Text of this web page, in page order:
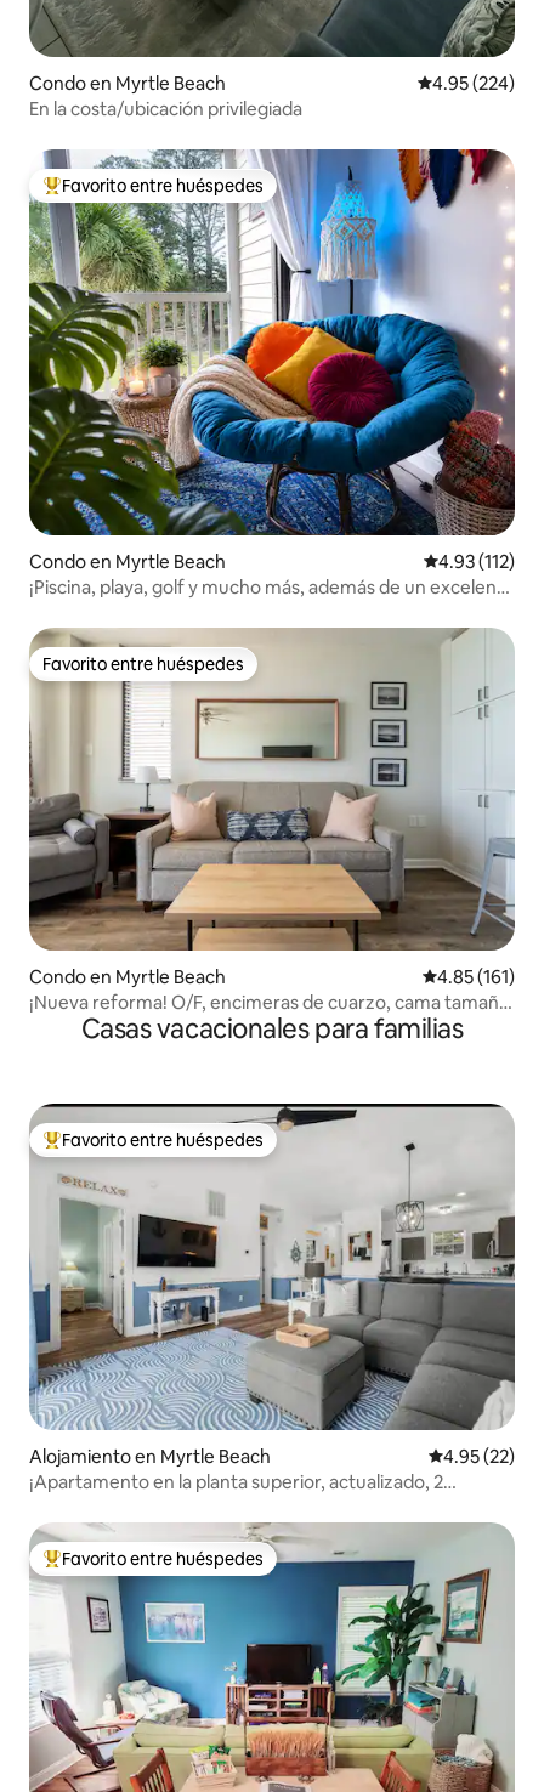
Condo en Myrtle Beach Calificación
4.95 (224)
En la costa/ubicación privilegiada
Favorito entre huéspedes preferido
Favorito entre huéspedes
Condo en Myrtle Beach Calificación
4.93 (112)
¡Piscina, playa, golf y mucho más, además de un excelente
Favorito entre huéspedes
Favorito entre huéspedes
Condo en Myrtle Beach Calificación
4.85 (161)
¡Nueva reforma! O/F, encimeras de cuarzo, cama tamaño
Casas vacacionales para familias
Favorito entre huéspedes preferido
Favorito entre huéspedes
Alojamiento en Myrtle Beach Calificación
4.95 (22)
¡Apartamento en la planta superior, actualizado, 2
Favorito entre huéspedes preferido
Favorito entre huéspedes